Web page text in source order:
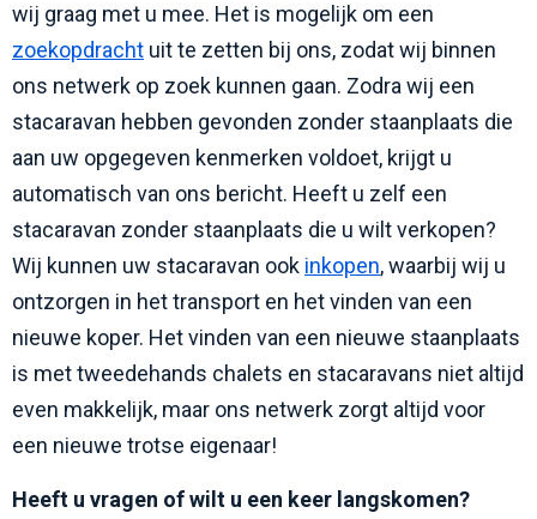
wij graag met u mee. Het is mogelijk om een
zoekopdracht uit te zetten bij ons, zodat wij binnen
ons netwerk op zoek kunnen gaan. Zodra wij een
stacaravan hebben gevonden zonder staanplaats die
aan uw opgegeven kenmerken voldoet, krijgt u
automatisch van ons bericht. Heeft u zelf een
stacaravan zonder staanplaats die u wilt verkopen?
Wij kunnen uw stacaravan ook inkopen, waarbij wij u
ontzorgen in het transport en het vinden van een
nieuwe koper. Het vinden van een nieuwe staanplaats
is met tweedehands chalets en stacaravans niet altijd
even makkelijk, maar ons netwerk zorgt altijd voor
een nieuwe trotse eigenaar!
Heeft u vragen of wilt u een keer langskomen?